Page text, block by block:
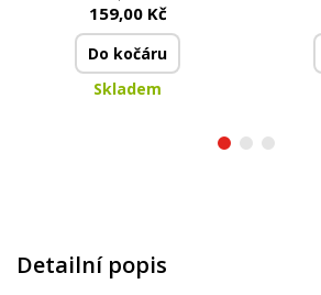
glycerinem & Aloe vera
| 320 ml
159,00 Kč
Do kočáru
Skladem
Detailní popis